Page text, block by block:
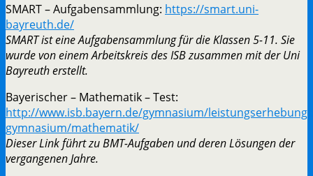
SMART – Aufgabensammlung: https://smart.uni-
bayreuth.de/
SMART ist eine Aufgabensammlung für die Klassen 5-11. Sie
wurde von einem Arbeitskreis des ISB zusammen mit der Uni
Bayreuth erstellt.
Bayerischer – Mathematik – Test:
http://www.isb.bayern.de/gymnasium/
gymnasium/mathematik/
Dieser Link führt zu BMT-Aufgaben und deren Lösungen der
vergangenen Jahre.